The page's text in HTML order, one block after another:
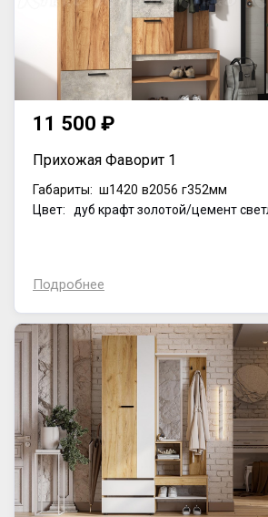
11 500 ₽
Прихожая Фаворит 1
Габариты: ш1420 в2056 г352мм
Цвет: дуб крафт золотой/цемент
Подробнее